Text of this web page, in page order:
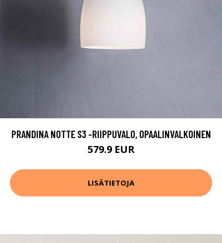
PRANDINA NOTTE S3 -RIIPPUVALO, OPAALINVALKOINEN
579.9 EUR
LISÄTIETOJA